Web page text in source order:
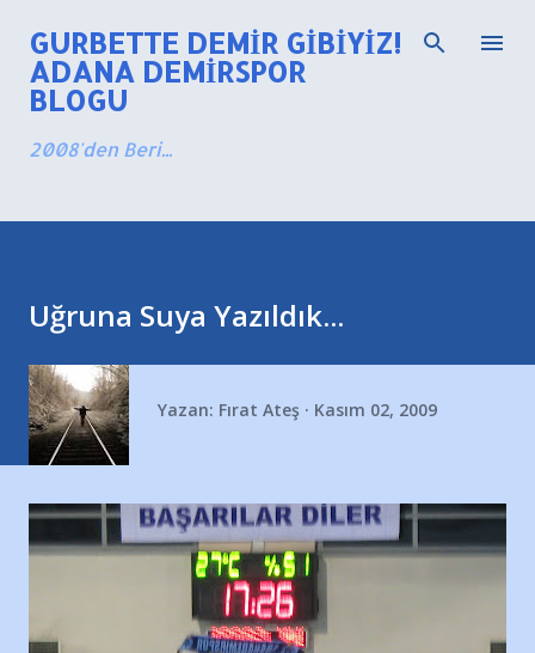
Ana içeriğe atla
GURBETTE DEMIR GIBIYIZ!
ADANA DEMIRSPOR
BLOGU
2008'den Beri...
Uğruna Suya Yazıldık...
Yazan: Fırat Ateş Kasım 02, 2009